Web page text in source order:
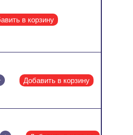
в корзину
Добавить в корзину